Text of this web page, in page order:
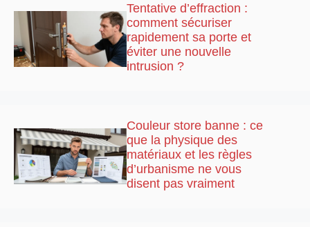
Tentative d’effraction :
comment sécuriser
rapidement sa porte et
éviter une nouvelle
intrusion ?
Couleur store banne : ce
que la physique des
matériaux et les règles
d’urbanisme ne vous
disent pas vraiment